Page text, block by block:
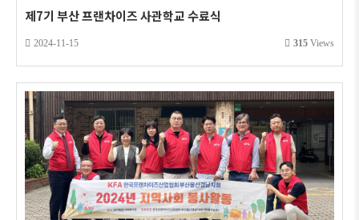
제7기 부산 프랜차이즈 사관학교 수료식
2024-11-15 315 Views